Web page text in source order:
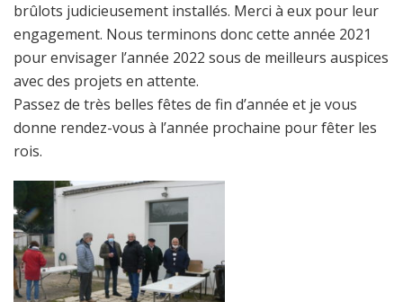
brûlots judicieusement installés. Merci à eux pour leur
engagement. Nous terminons donc cette année 2021
pour envisager l’année 2022 sous de meilleurs auspices
avec des projets en attente.
Passez de très belles fêtes de fin d’année et je vous
donne rendez-vous à l’année prochaine pour fêter les
rois.